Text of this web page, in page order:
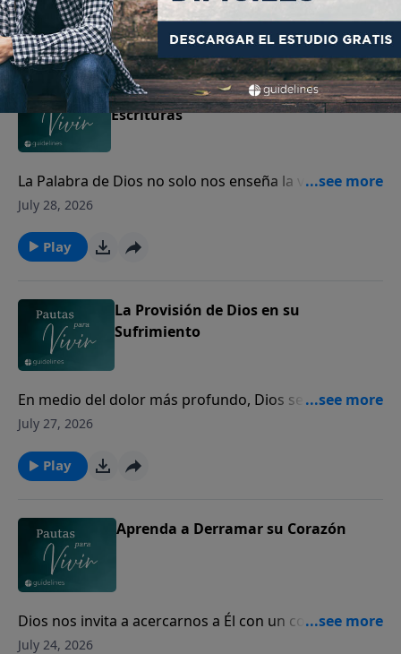
perdón.
Play
Cómo interpretar y aplicar las
Escrituras
La Palabra de Dios no solo nos enseña la verdad, sino
que transforma nuestro corazón y guía nuestra vida.
July 28, 2026
Play
La Provisión de Dios en su
Sufrimiento
En medio del dolor más profundo, Dios se acerca a
los corazones quebrantados para mostrarles Su
July 27, 2026
Play
Aprenda a Derramar su Corazón
Dios nos invita a acercarnos a Él con un corazón
sincero, incluso en nuestros momentos de mayor
July 24, 2026